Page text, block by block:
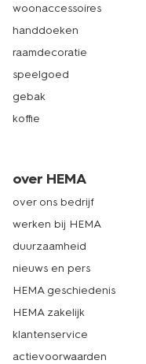
woonaccessoires
handdoeken
raamdecoratie
speelgoed
gebak
koffie
over HEMA
over ons bedrijf
werken bij HEMA
duurzaamheid
nieuws en pers
HEMA geschiedenis
HEMA zakelijk
klantenservice
actievoorwaarden